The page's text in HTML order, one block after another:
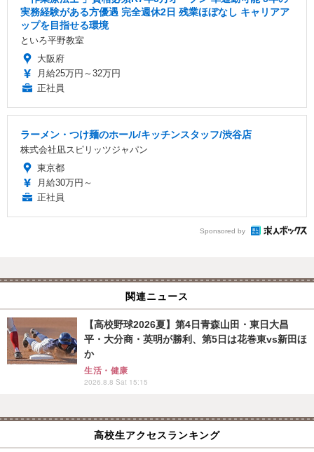
実務経験がある方優遇 完全週休2日 残業ほぼなし キャリアア
ップを目指せる環境
といろ平野教室
大阪府
月給25万円～32万円
正社員
ラーメン・つけ麺のホール/キッチンスタッフ/渋谷店
株式会社凪スピリッツジャパン
東京都
月給30万円～
正社員
Sponsored by
関連ニュース
【高校野球2026夏】第4日青森山田・東日大昌
平・大分商・英明が勝利、第5日は花巻東vs新田ほ
か
生活・健康
2026.8.8 Sat 15:15
高校生アクセスランキング